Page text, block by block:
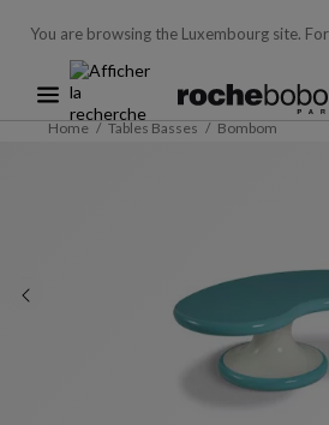
You are browsing the Luxembourg site.
Home Tables Basses Bombom